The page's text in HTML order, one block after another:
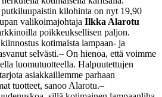
kilohinta on nyt 19,90
valikoimajohtaja Ilkka Alarotu
poikkeuksellisen paljon.
kotimaista lampaan- ja
selvästi.– On hienoa, että voimme
luomutuotteella. Halpuutettujen
asiakkaillemme parhaan
tuotteet, sanoo Alarotu.–